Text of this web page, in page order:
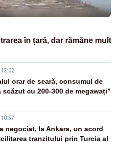
în țară, dar rămâne mult
orar de seară, consumul de
scăzut cu 200-300 de megawați”
negociat, la Ankara, un acord
tranzitului prin Turcia al